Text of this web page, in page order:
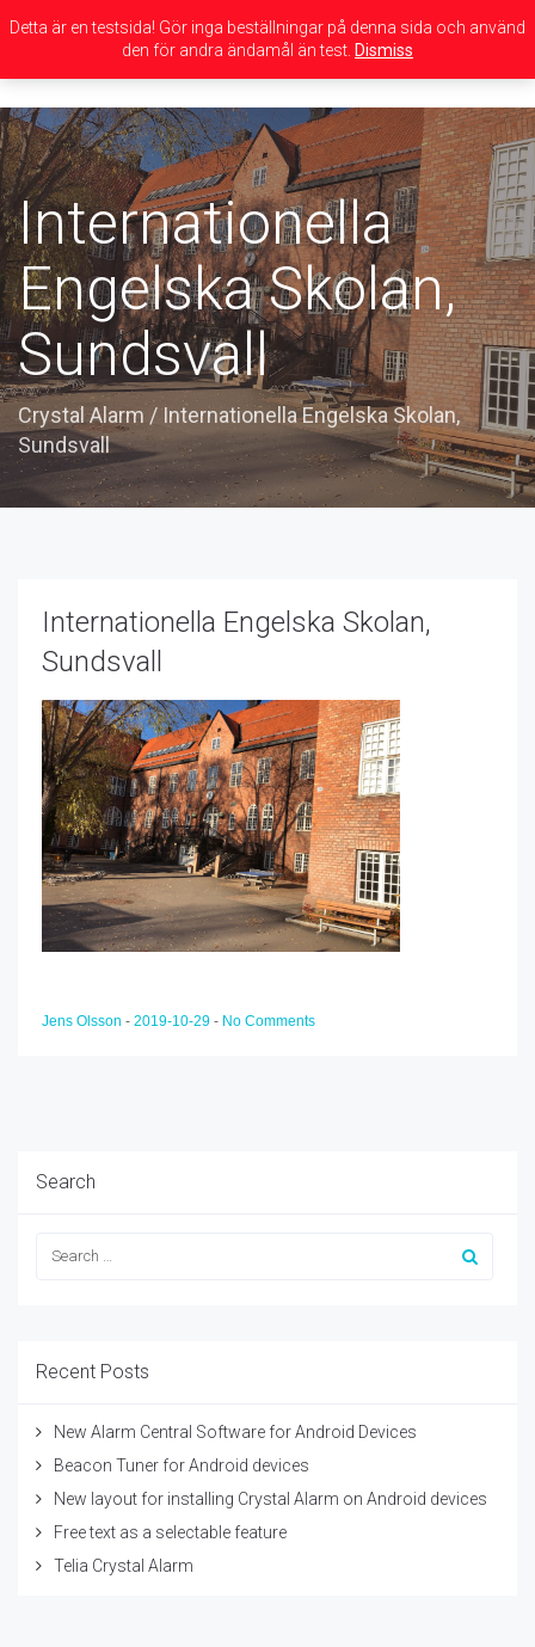
navigation
Internationella
Engelska Skolan,
Sundsvall
Crystal Alarm /Internationella Engelska Skolan,
Sundsvall
Internationella Engelska Skolan,
Sundsvall
Jens Olsson - 2019-10-29 - No Comments
Search
Recent Posts
New Alarm Central Software for Android Devices
Beacon Tuner for Android devices
New layout for installing Crystal Alarm on Android devices
Free text as a selectable feature
Telia Crystal Alarm
Detta är en testsida! Gör inga beställningar på denna sida och använd
den för andra ändamål än test. Dismiss